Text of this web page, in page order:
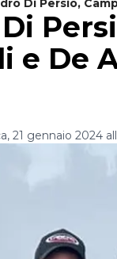
Di Persio,
e De
21 gennaio 2024